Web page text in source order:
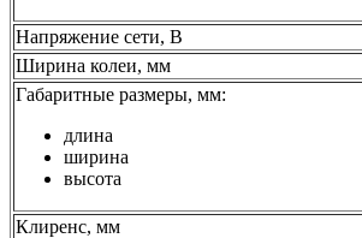
Напряжение сети, В
Ширина колеи, мм
Габаритные размеры, мм:
длина
ширина
высота
Клиренс, мм